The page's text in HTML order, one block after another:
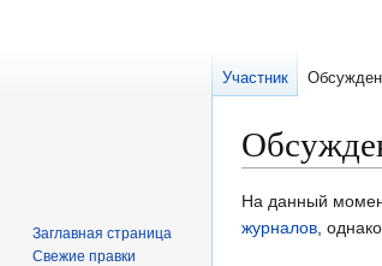
Перейти
к
Перейти
к
На данный
журналов,
Участник
Заглавная страница
Свежие правки